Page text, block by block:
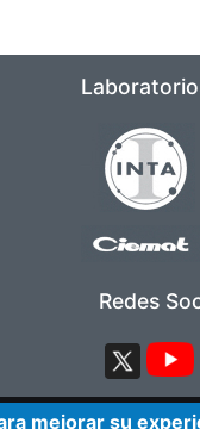
Imagen
Imagen
Redes
ImagenImagen
mejorar su